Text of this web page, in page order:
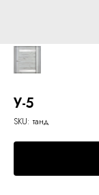
У-5
SKU:танд